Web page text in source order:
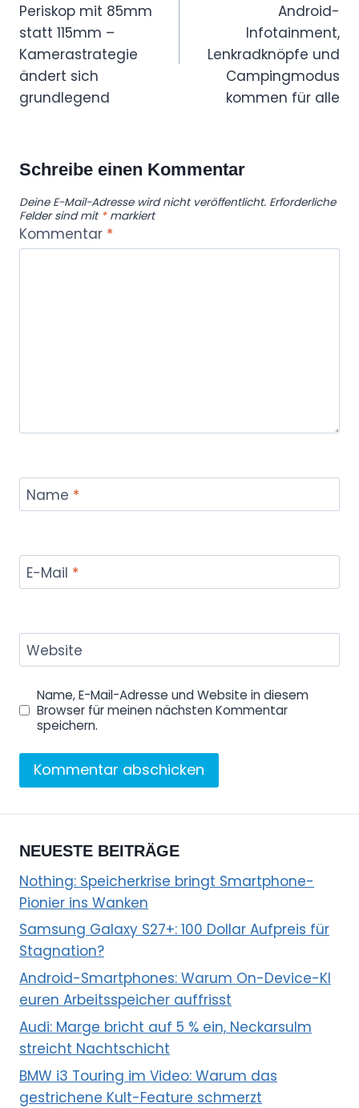
Periskop mit 85mm
statt 115mm –
Kamerastrategie
ändert sich
grundlegend
Android-
Infotainment,
Lenkradknöpfe und
Campingmodus
kommen für alle
Schreibe einen Kommentar
Deine E-Mail-Adresse wird nicht veröffentlicht. Erforderliche
Felder sind mit *markiert
Kommentar *
Name *
E-Mail *
Website
Name, E-Mail-Adresse und Website in diesem
Browser für meinen nächsten Kommentar
speichern.
NEUESTE BEITRÄGE
Nothing: Speicherkrise bringt Smartphone-
Pionier ins Wanken
Samsung Galaxy S27+: 100 Dollar Aufpreis für
Stagnation?
Android-Smartphones: Warum On-Device-KI
euren Arbeitsspeicher auffrisst
Audi: Marge bricht auf 5 % ein, Neckarsulm
streicht Nachtschicht
BMW i3 Touring im Video: Warum das
gestrichene Kult-Feature schmerzt